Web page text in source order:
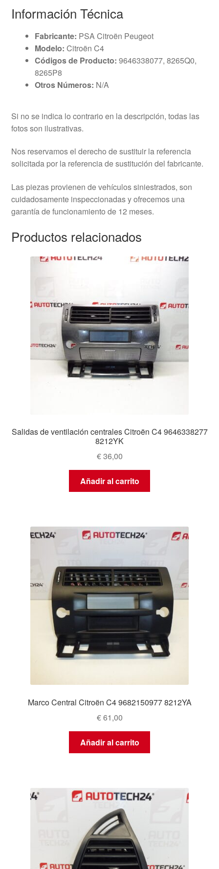
Información Técnica
Fabricante: PSA Citroën Peugeot
Modelo: Citroën C4
Códigos de Producto: 9646338077, 8265Q0,
8265P8
Otros Números: N/A
Si no se indica lo contrario en la descripción, todas las
fotos son ilustrativas.
Nos reservamos el derecho de sustituir la referencia
solicitada por la referencia de sustitución del fabricante.
Las piezas provienen de vehículos siniestrados, son
cuidadosamente inspeccionadas y ofrecemos una
garantía de funcionamiento de 12 meses.
Productos relacionados
Salidas de ventilación centrales Citroën C4 9646338277
8212YK
€36,00
Añadir al carrito
Marco Central Citroën C4 9682150977 8212YA
€61,00
Añadir al carrito